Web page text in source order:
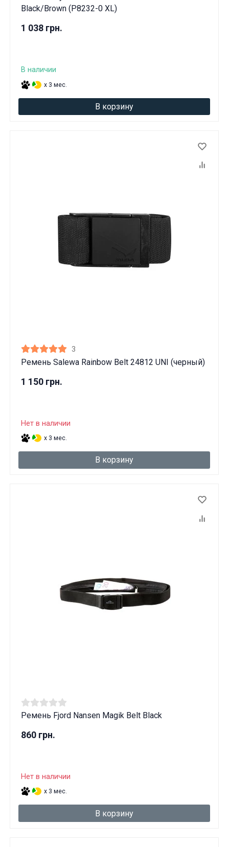
Black/Brown (P8232-0 XL)
1 038 грн.
В наличии
x 3 мес.
В корзину
3
Ремень Salewa Rainbow Belt 24812 UNI (черный)
1 150 грн.
Нет в наличии
x 3 мес.
В корзину
Ремень Fjord Nansen Magik Belt Black
860 грн.
Нет в наличии
x 3 мес.
В корзину